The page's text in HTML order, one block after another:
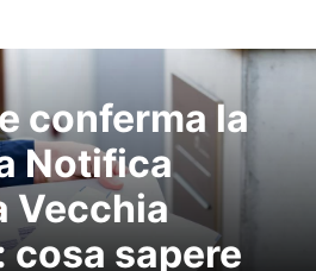
conferma la
Notifica
Vecchia
cosa sapere